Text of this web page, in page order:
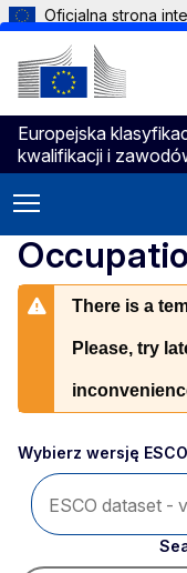
Skip to main content
Oficjalna strona
Europejska
kwalifikacji i
There is a
Please, try
Wybierz wersję ESCO